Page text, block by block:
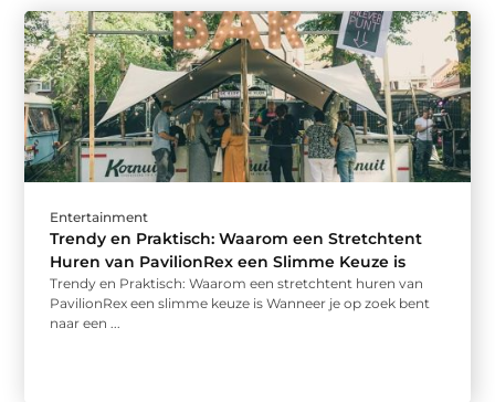
Entertainment
Trendy en Praktisch: Waarom een Stretchtent
Huren van PavilionRex een Slimme Keuze is
Trendy en Praktisch: Waarom een stretchtent huren van
PavilionRex een slimme keuze is Wanneer je op zoek bent
naar een ...